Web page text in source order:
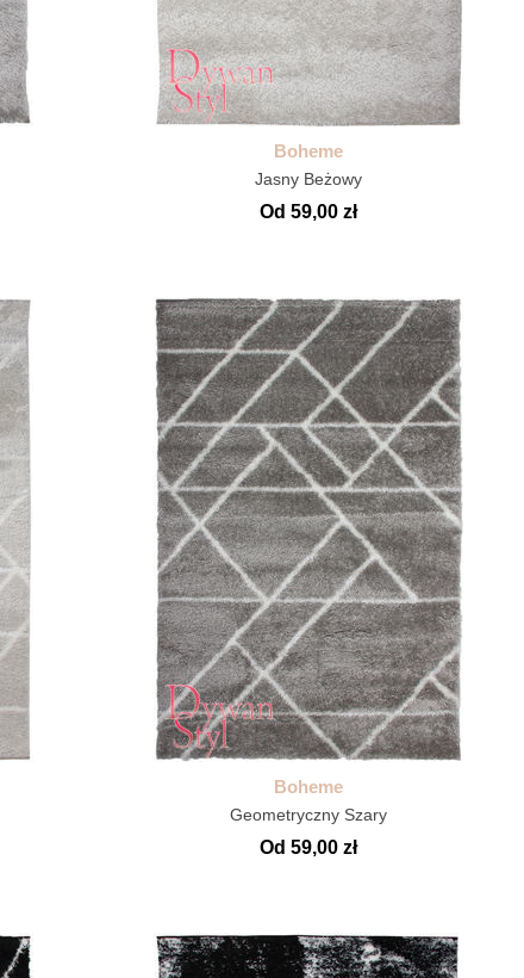
Boheme
Jasny Beżowy
Od 59,00 zł
Boheme
Geometryczny Szary
Od 59,00 zł